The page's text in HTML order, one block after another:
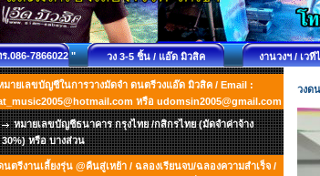
.086-7866022 " วง 3-5 ชิ้น / แอ๊ด มิวสิค งานวงฯ / เว
มายเลขบัญชีในการวางมัดจำ ดนตรีวงแอ๊ด มิวสิค / Email :
หรือ udomsin2005@gmail.com
หมายเลขบัญชีธนาคาร กรุงไทย /กสิกรไทย (มัดจำค่าจ้าง
30%) หรือ บางส่วน
นตรีงานเลี้ยงรุ่น @คืนสู่เหย้า / ฉลองเรียนจบ/ฉลองความสำเร็จ /
วงด